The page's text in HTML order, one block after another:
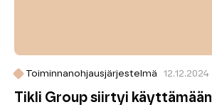
Toiminnanohjausjärjestelmä 12.12.2024
Tikli Group siirtyi käyttämään